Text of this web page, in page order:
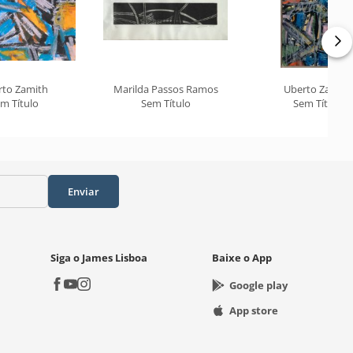
Zamith
Título
Marilda Passos Ramos
Sem Título
Uberto Zamith
Sem Título
Enviar
Siga o James Lisboa
Baixe o App
Google play
App store